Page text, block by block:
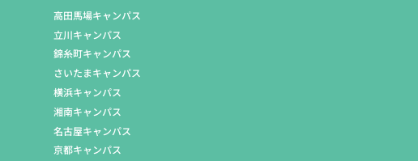
高田馬場キャンパス
立川キャンパス
錦糸町キャンパス
さいたまキャンパス
横浜キャンパス
湘南キャンパス
名古屋キャンパス
京都キャンパス